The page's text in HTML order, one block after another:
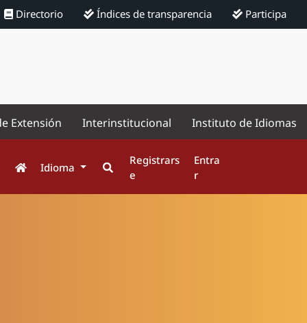
Directorio Índices de transparencia Participa
Extensión Interinstitucional Instituto de Idiomas
Idioma
Registrars
e
Entra
r